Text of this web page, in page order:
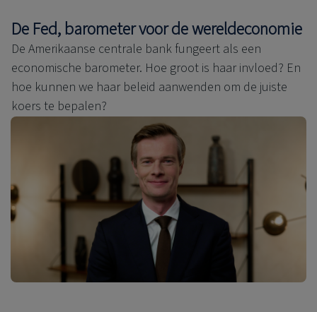
De Fed, barometer voor de wereldeconomie
De Amerikaanse centrale bank fungeert als een
economische barometer. Hoe groot is haar invloed? En
hoe kunnen we haar beleid aanwenden om de juiste
koers te bepalen?